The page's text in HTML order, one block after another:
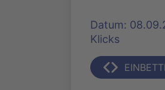
Datum:
Klicks